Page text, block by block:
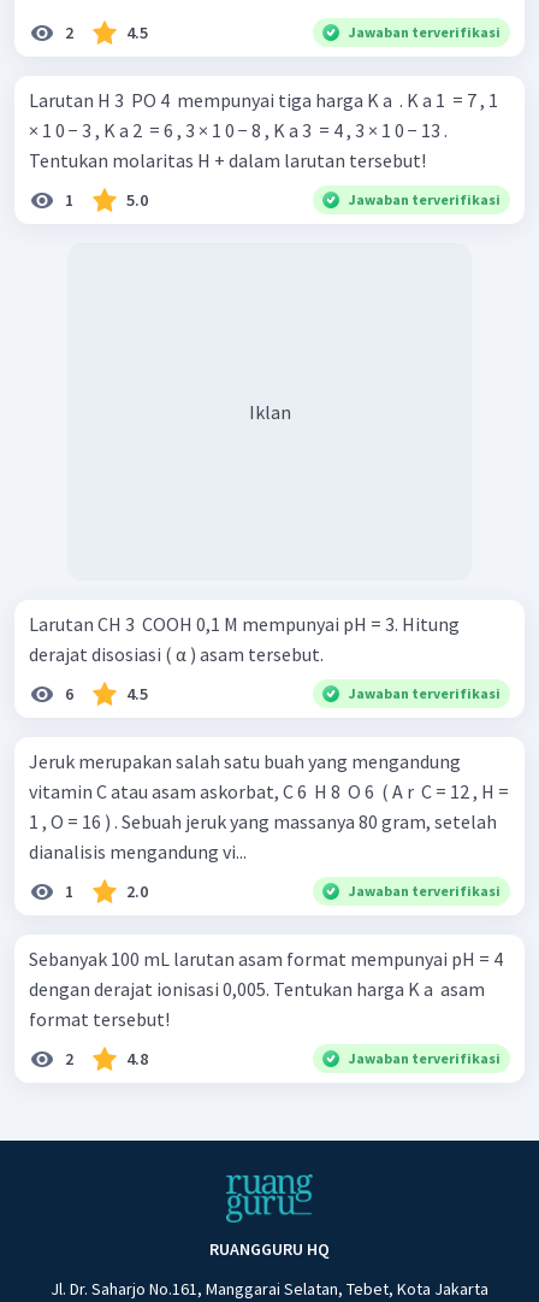
2 4.5 Jawaban terverifikasi
Larutan H 3 ​ PO 4 ​ mempunyai tiga harga K a ​ . K a 1 ​ = 7 , 1
× 1 0 − 3 , K a 2 ​ = 6 , 3 × 1 0 − 8 , K a 3 ​ = 4 , 3 × 1 0 − 13 .
Tentukan molaritas H + dalam larutan tersebut!
1 5.0 Jawaban terverifikasi
Iklan
Larutan CH 3 ​ COOH 0,1 M mempunyai pH = 3. Hitung
derajat disosiasi ( α ) asam tersebut.
6 4.5 Jawaban terverifikasi
Jeruk merupakan salah satu buah yang mengandung
vitamin C atau asam askorbat, C 6 ​ H 8 ​ O 6 ​ ( A r ​ C = 12 , H =
1 , O = 16 ) . Sebuah jeruk yang massanya 80 gram, setelah
dianalisis mengandung vi...
1 2.0 Jawaban terverifikasi
Sebanyak 100 mL larutan asam format mempunyai pH = 4
dengan derajat ionisasi 0,005. Tentukan harga K a ​ asam
format tersebut!
2 4.8 Jawaban terverifikasi
RUANGGURU HQ
Jl. Dr. Saharjo No.161, Manggarai Selatan, Tebet, Kota Jakarta